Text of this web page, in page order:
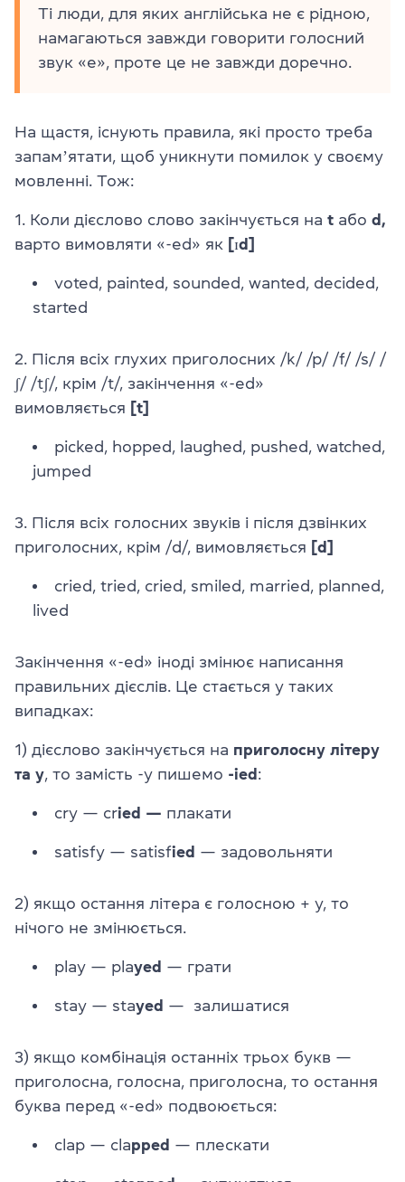
Ті люди, для яких англійська не є рідною,
намагаються завжди говорити голосний
звук «e», проте це не завжди доречно.
На щастя, існують правила, які просто треба
запамʼятати, щоб уникнути помилок у своєму
мовленні. Тож:
1. Коли дієслово слово закінчується на t або d,
варто вимовляти «-ed» як [ɪd]
voted, painted, sounded, wanted, deсided,
started
2. Після всіх глухих приголосних /k/ /p/ /f/ /s/ /
ʃ/ /tʃ/, крім /t/, закінчення «-ed»
вимовляється [t]
picked, hopped, laughed, pushed, watched,
jumped
3. Після всіх голосних звуків і після дзвінких
приголосних, крім /d/, вимовляється [d]
cried, tried, cried, smiled, married, planned,
lived
Закінчення «-ed» іноді змінює написання
правильних дієслів. Це стається у таких
випадках:
1) дієслово закінчується на приголосну літеру
та y , то замість -y пишемо -ied :
cry — cried — плакати
satisfy — satisfied — задовольняти
2) якщо остання літера є голосною + y, то
нічого не змінюється.
play — played — грати
stay — stayed — залишатися
3) якщо комбінація останніх трьох букв —
приголосна, голосна, приголосна, то остання
буква перед «-ed» подвоюється:
clap — clapped — плескати